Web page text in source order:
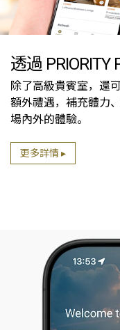
透過 PRIORITY
除了高級貴賓室，還
額外禮遇，補充體力
場內外的體驗。
更多詳情 ▸